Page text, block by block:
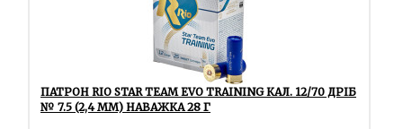
ПАТРОН RIO STAR TEAM EVO TRAINING КАЛ. 12/70 ДРІБ
№ 7.5 (2,4 ММ) НАВАЖКА 28 Г